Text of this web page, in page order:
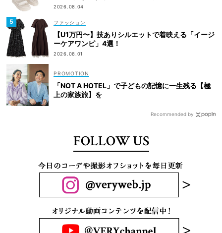
2026.08.04
ファッション
【U1万円〜】技ありシルエットで着映える「イージ
ーケアワンピ」4選！
2026.08.01
「NOT A HOTEL」で子どもの記憶に一生残る【極
上の家族旅】を
Recommended by
FOLLOW US